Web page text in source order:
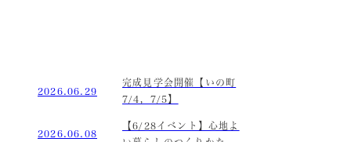
2026.06.29
完成見学会開催【いの町
7/4，7/5】
2026.06.08
【6/28イベント】心地よ